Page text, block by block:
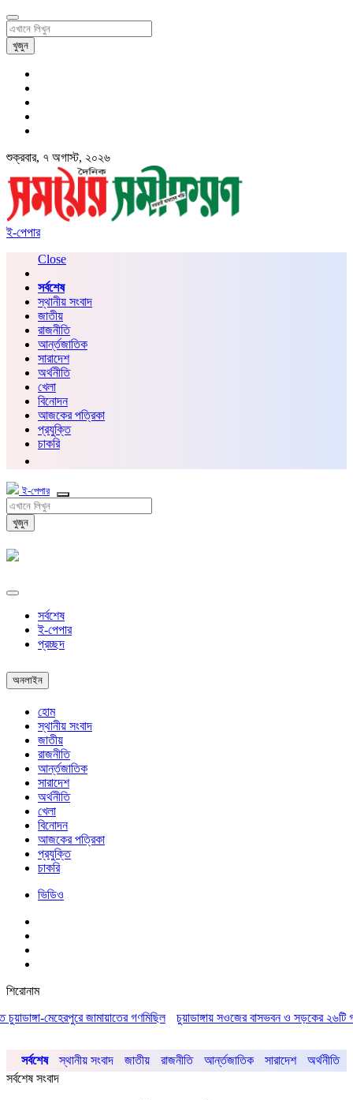
খুজুন
শুক্রবার, ৭ অগাস্ট, ২০২৬
ই-পেপার
Close
সর্বশেষ
স্থানীয় সংবাদ
জাতীয়
রাজনীতি
আর্ন্তজাতিক
সারাদেশ
অর্থনীতি
খেলা
বিনোদন
আজকের পত্রিকা
প্রযুক্তি
চাকরি
ই-পেপার
খুজুন
সর্বশেষ
ই-পেপার
প্রচ্ছদ
অনলাইন
হোম
স্থানীয় সংবাদ
জাতীয়
রাজনীতি
আর্ন্তজাতিক
সারাদেশ
অর্থনীতি
খেলা
বিনোদন
আজকের পত্রিকা
প্রযুক্তি
চাকরি
ভিডিও
শিরোনাম
মেহেরপুরে জামায়াতের গণমিছিল
চুয়াডাঙ্গায় সওজের বাসভবন ও সড়কের ২৬টি গাছ প্রায়
সর্বশেষ স্থানীয় সংবাদ জাতীয় রাজনীতি আর্ন্তজাতিক সারাদেশ অর্থনীতি
সর্বশেষ সংবাদ